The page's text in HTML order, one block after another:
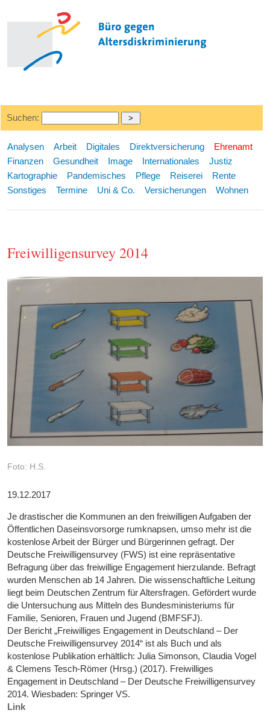
Suchen:
Analysen Arbeit Digitales Direktversicherung
Ehrenamt
Finanzen
Gesundheit Image Internationales
Justiz
Kartographie
Pandemisches Pflege Reiserei
Rente
Sonstiges
Termine Uni & Co. Versicherungen Wohnen
Freiwilligensurvey 2014
Foto: H.S.
19.12.2017
Je drastischer die Kommunen an den freiwilligen Aufgaben der
Öffentlichen Daseinsvorsorge rumknapsen, umso mehr ist die
kostenlose Arbeit der Bürger und Bürgerinnen gefragt. Der
Deutsche Freiwilligensurvey (FWS) ist eine repräsentative
Befragung über das freiwillige Engagement hierzulande. Befragt
wurden Menschen ab 14 Jahren. Die wissenschaftliche Leitung
liegt beim Deutschen Zentrum für Altersfragen. Gefördert wurde
die Untersuchung aus Mitteln des Bundesministeriums für
Familie, Senioren, Frauen und Jugend (BMFSFJ).
Der Bericht „Freiwilliges Engagement in Deutschland – Der
Deutsche Freiwilligensurvey 2014“ ist als Buch und als
kostenlose Publikation erhältlich: Julia Simonson, Claudia Vogel
& Clemens Tesch-Römer (Hrsg.) (2017). Freiwilliges
Engagement in Deutschland – Der Deutsche Freiwilligensurvey
2014. Wiesbaden: Springer VS.
Link